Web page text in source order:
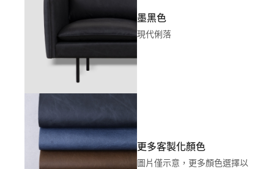
墨黑色
現代俐落
更多客製化顏色
圖片僅示意，更多顏色選擇以